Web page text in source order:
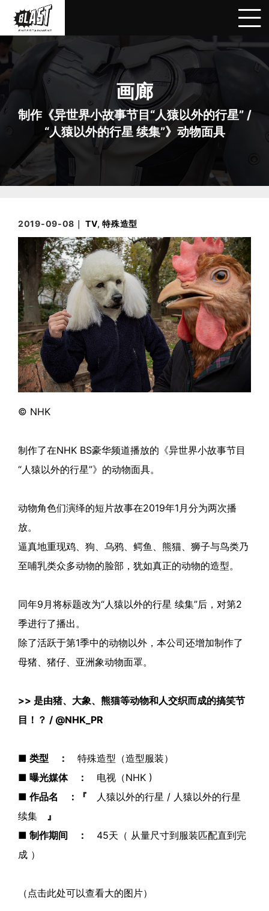
画廊
制作《异世界小故事节目“人猿以外的行星” /
“人猿以外的行星 续集”》动物面具
2019-09-08｜TV,特殊造型
© NHK
制作了在NHK BS豪华频道播放的《异世界小故事节目
“人猿以外的行星”》的动物面具。
动物角色们演绎的短片故事在2019年1月分为两次播
放。
逼真地重现鸡、狗、乌鸦、鳄鱼、熊猫、狮子与鸟类乃
至哺乳类众多动物的脸部，犹如真正的动物的造型。
同年9月将标题改为“人猿以外的行星 续集”后，对第2
季进行了播出。
除了活跃于第1季中的动物以外，本公司还增加制作了
母猪、猪仔、亚洲象动物面罩。
>> 是由猪、大象、熊猫等动物和人交织而成的搞笑节
目！？ / @NHK_PR
■ 类型 ： 特殊造型（造型服装）
■ 曝光媒体 ： 电视（NHK )
■ 作品名 ：『 人猿以外的行星 / 人猿以外的行星
续集 』
■ 制作期间 ： 45天（ 从量尺寸到服装匹配直到完
成 ）
（点击此处可以查看大的图片）